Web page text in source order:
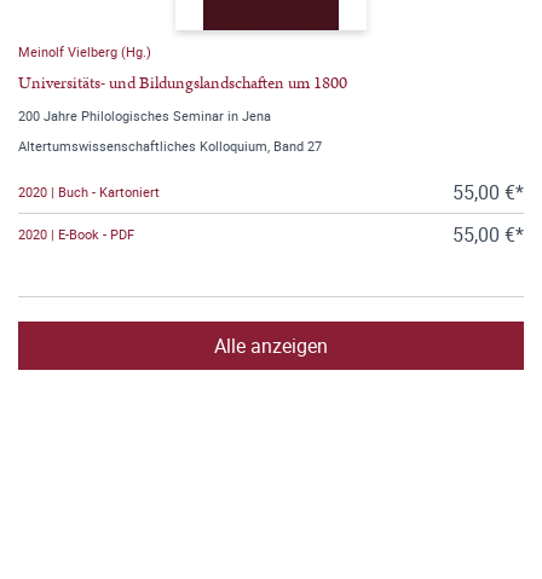
Meinolf Vielberg (Hg.)
Universitäts- und Bildungslandschaften um 1800
200 Jahre Philologisches Seminar in Jena
Altertumswissenschaftliches Kolloquium, Band 27
2020 | Buch - Kartoniert 55,00 €*
2020 | E-Book - PDF 55,00 €*
Alle anzeigen